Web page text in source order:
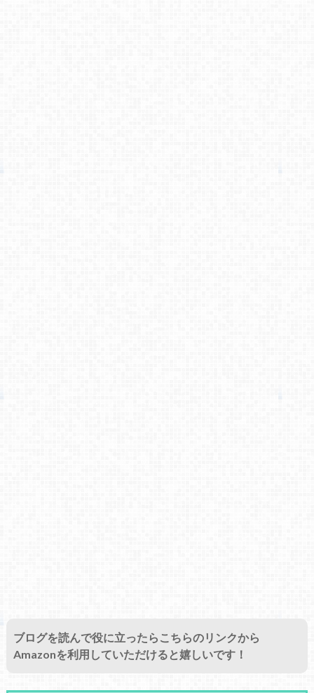
ブログを読んで役に立ったらこちらのリンクから
Amazonを利用していただけると嬉しいです！